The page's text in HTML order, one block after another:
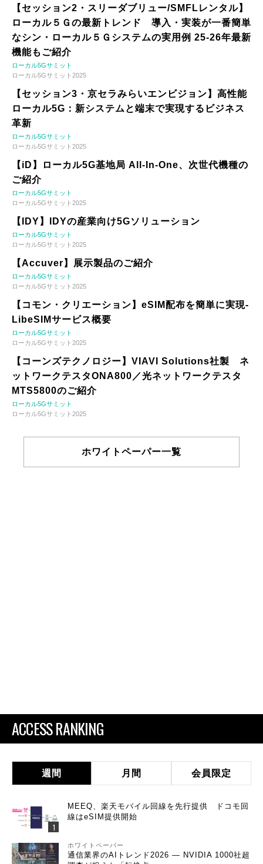
【セッション2・スリーダブリュー/SMFLレンタル】
ローカル５Ｇの最新トレンド 導入・実装が一番簡単
なシン・ローカル５Ｇシステムの実用例 25-26年最新
機能もご紹介
ローカル5Gサミット
ローカル5Gサミット2025
【セッション3・京セラみらいエンビジョン】高性能
ローカル5G：新システムと端末で実現するビジネス
革新
ローカル5Gサミット
ローカル5Gサミット2025
【iD】ローカル5G基地局 All-In-One、次世代機種の
ご紹介
ローカル5Gサミット
ローカル5Gサミット2025
【IDY】IDYの産業向け5Gソリューション
ローカル5Gサミット
ローカル5Gサミット2025
【Accuver】展示製品のご紹介
ローカル5Gサミット
ローカル5Gサミット2025
【コモン・クリエーション】eSIM配布を簡単に実現-
LibeSIMサービス概要
ローカル5Gサミット
ローカル5Gサミット2025
【コーンズテクノロジー】VIAVI Solutions社製 ネ
ットワークテスタONA800／光ネットワークテスタ
MTS5800のご紹介
ローカル5Gサミット
ローカル5Gサミット2025
ホワイトペーパー一覧
ACCESS RANKING
週間 月間 会員限定
MEEQ、楽天モバイル回線を先行提供 ドコモ回
線はeSIM提供開始
ホワイトペーパー
通信業界のAIトレンド2026 ― NVIDIA 1000社超